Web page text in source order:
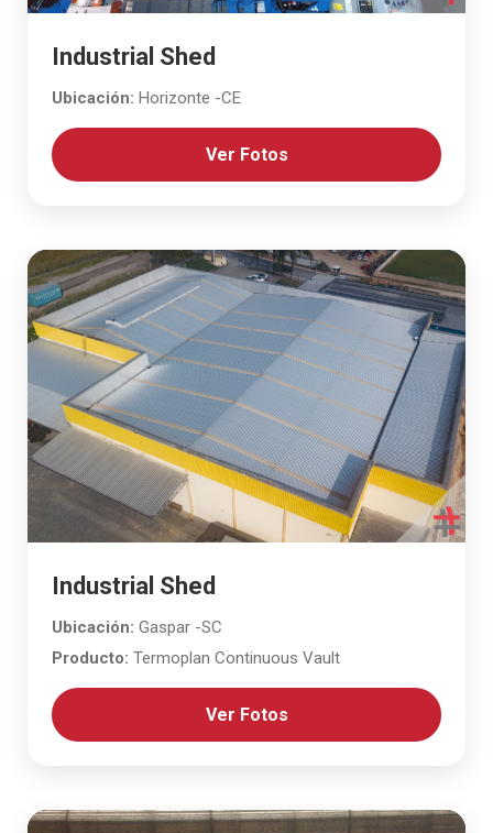
Industrial Shed
Ubicación: Horizonte -CE
Ver Fotos
Industrial Shed
Ubicación: Gaspar -SC
Producto: Termoplan Continuous Vault
Ver Fotos